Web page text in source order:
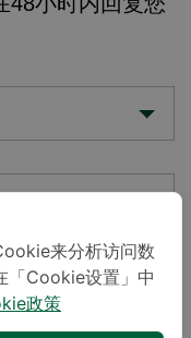
48小时内回复您
来分析访问数
「Cookie设置」中
政策